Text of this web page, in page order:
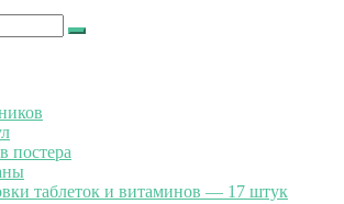
Найти
постера
таблеток и витаминов — 17 штук